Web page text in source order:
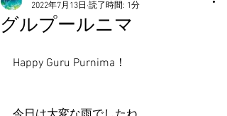
グルプールニマ
2022年7月13日 読了時間: 1分
Happy Guru Purnima！